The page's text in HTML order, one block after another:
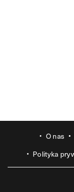
O nas
Polityka